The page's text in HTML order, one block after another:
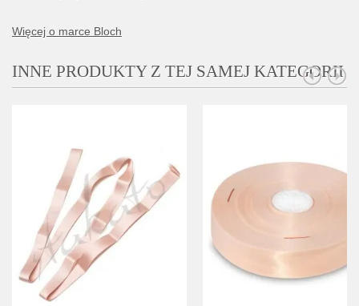
Więcej o marce Bloch
INNE PRODUKTY Z TEJ SAMEJ KATEGORII